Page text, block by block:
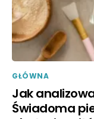
GŁÓWNA
Jak
Świadoma